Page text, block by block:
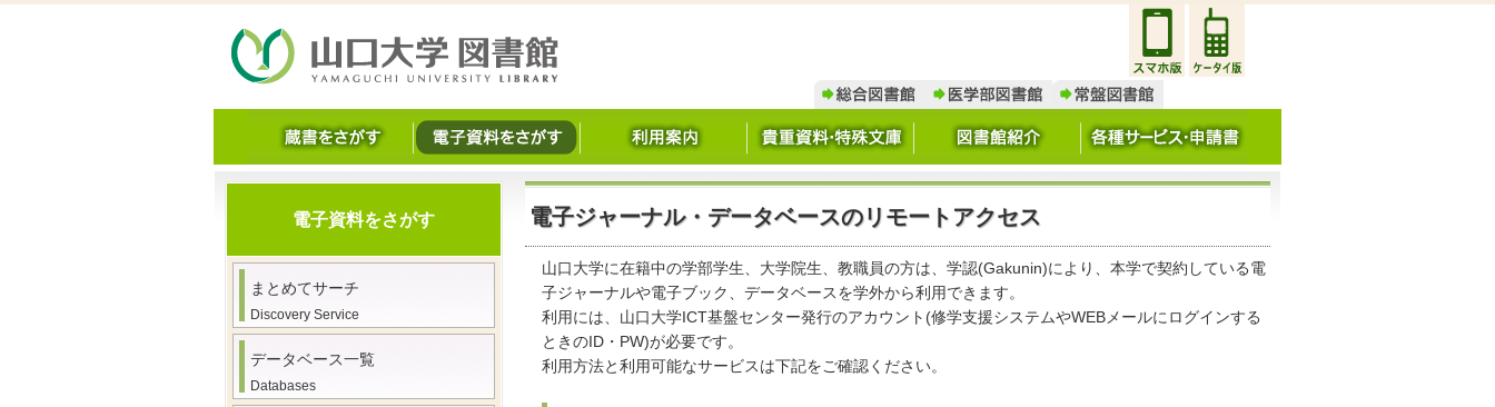
電子ジャーナル・データベースのリモートアクセス
山口大学に在籍中の学部学生、大学院生、教職員の方は、学認(Gakunin)により、本学で契約している電
子ジャーナルや電子ブック、データベースを学外から利用できます。
利用には、山口大学ICT基盤センター発行のアカウント(修学支援システムやWEBメールにログインする
ときのID・PW)が必要です。
利用方法と利用可能なサービスは下記をご確認ください。
電子資料をさがす
まとめてサーチ
Discovery Service
データベース一覧
Databases